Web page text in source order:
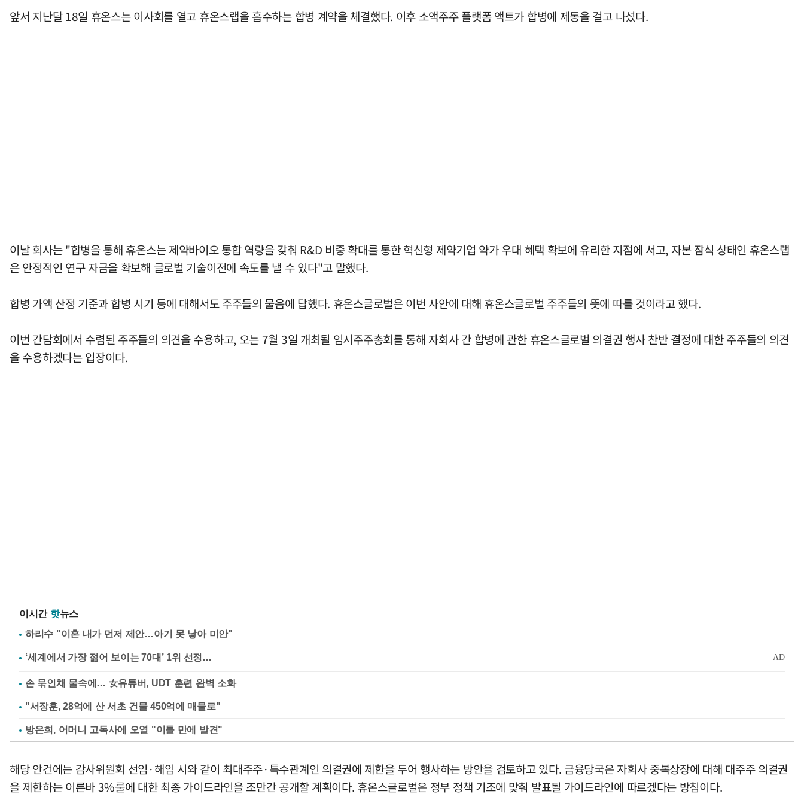
앞서 지난달 18일 휴온스는 이사회를 열고 휴온스랩을 흡수하는 합병 계약을 체결했다. 이후 소액주주 플랫폼 액트가 합병에 제동을 걸고 나섰다.
이날 회사는 "합병을 통해 휴온스는 제약바이오 통합 역량을 갖춰 R&D 비중 확대를 통한 혁신형 제약기업 약가 우대 혜택 확보에 유리한 지점에 서고, 자본 잠식 상태인 휴온스랩
은 안정적인 연구 자금을 확보해 글로벌 기술이전에 속도를 낼 수 있다"고 말했다.
합병 가액 산정 기준과 합병 시기 등에 대해서도 주주들의 물음에 답했다. 휴온스글로벌은 이번 사안에 대해 휴온스글로벌 주주들의 뜻에 따를 것이라고 했다.
이번 간담회에서 수렴된 주주들의 의견을 수용하고, 오는 7월 3일 개최될 임시주주총회를 통해 자회사 간 합병에 관한 휴온스글로벌 의결권 행사 찬반 결정에 대한 주주들의 의견
을 수용하겠다는 입장이다.
이시간 핫뉴스
하리수 "이혼 내가 먼저 제안…아기 못 낳아 미안"
손 묶인채 물속에… 女유튜버, UDT 훈련 완벽 소화
"서장훈, 28억에 산 서초 건물 450억에 매물로"
방은희, 어머니 고독사에 오열 "이틀 만에 발견"
해당 안건에는 감사위원회 선임·해임 시와 같이 최대주주·특수관계인 의결권에 제한을 두어 행사하는 방안을 검토하고 있다. 금융당국은 자회사 중복상장에 대해 대주주 의결권
을 제한하는 이른바 3%룰에 대한 최종 가이드라인을 조만간 공개할 계획이다. 휴온스글로벌은 정부 정책 기조에 맞춰 발표될 가이드라인에 따르겠다는 방침이다.